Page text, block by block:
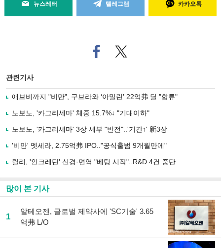
뉴스레터 텔레그램 카카오톡
페
이
로
기
사
유
기
트위
터로
관련기사
애브비까지 "비만", 구브라와 ‘아밀린’ 22억弗 딜 "합류"
노보노, '카그리세마' 체중 15.7%↓ "기대이하"
노보노, '카그리세마' 3상 세부 "반전"..'기간↑' 新3상
'비만' 멧세라, 2.75억弗 IPO.."공식출범 9개월만에"
릴리, '인크레틴' 신경·면역 "베팅 시작"..R&D 4건 중단
많이 본 기사
1
알테오젠, 글로벌 제약사에 'SC기술' 3.65
억弗 L/O